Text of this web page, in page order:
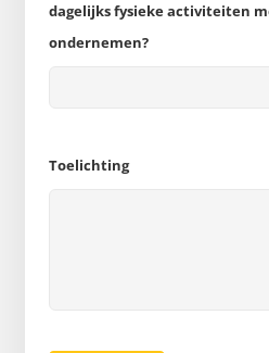
dagelijks fysieke activiteiten
ondernemen?
Toelichting